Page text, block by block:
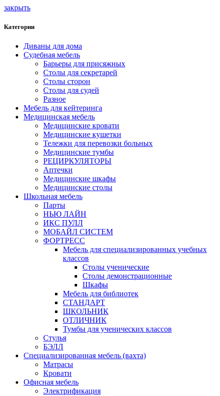
закрыть
Категории
Диваны для дома
Судебная мебель
Барьеры для присяжных
Столы для секретарей
Столы сторон
Столы для судей
Разное
Мебель для кейтеринга
Медицинская мебель
Медицинские кровати
Медицинские кушетки
Тележки для перевозки больных
Медицинские тумбы
РЕЦИРКУЛЯТОРЫ
Аптечки
Медицинские шкафы
Медицинские столы
Школьная мебель
Парты
НЬЮ ЛАЙН
ИКС ПУЛЛ
МОБАЙЛ СИСТЕМ
ФОРТРЕСС
Мебель для специализированных учебных
классов
Столы ученические
Столы демонстрационные
Шкафы
Мебель для библиотек
СТАНДАРТ
ШКОЛЬНИК
ОТЛИЧНИК
Тумбы для ученических классов
Стулья
БЭЛЛ
Специализированная мебель (вахта)
Матрасы
Кровати
Офисная мебель
Электрификация